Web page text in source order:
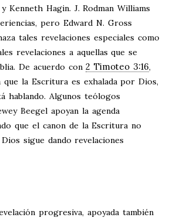
Kenneth Hagin. J. Rodman Williams
pero Edward N. Gross
tales revelaciones especiales como
revelaciones a aquellas que se
De acuerdo con2 Timoteo 3:16,
que la Escritura es exhalada por Dios,
hablando. Algunos teólogos
Beegel apoyan la agenda
que el canon de la Escritura no
sigue dando revelaciones
progresiva, apoyada también